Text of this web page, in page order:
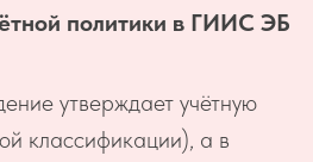
политики в ГИИС ЭБ
утверждает учётную
классификации), а в